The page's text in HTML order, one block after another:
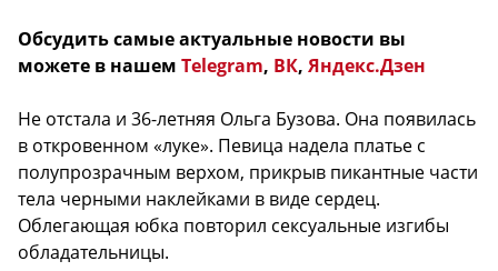
Обсудить самые актуальные новости вы
можете в нашем Telegram, ВК, Яндекс.Дзен
Не отстала и 36-летняя Ольга Бузова. Она появилась
в откровенном «луке». Певица надела платье с
полупрозрачным верхом, прикрыв пикантные части
тела черными наклейками в виде сердец.
Облегающая юбка повторил сексуальные изгибы
обладательницы.